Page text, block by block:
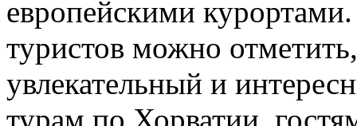
европейскими
туристов можно
увлекательный и
турам по Хорватии,